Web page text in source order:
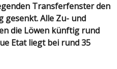
gesenkt. Alle Zu- und
die Löwen künftig rund
Etat liegt bei rund 35